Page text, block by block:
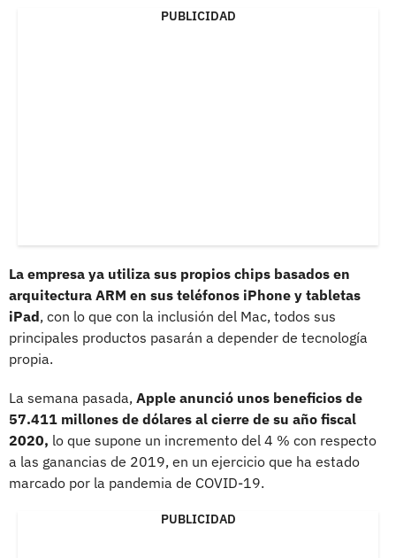
PUBLICIDAD
La empresa ya utiliza sus propios chips basados en
arquitectura ARM en sus teléfonos iPhone y tabletas
iPad, con lo que con la inclusión del Mac, todos sus
principales productos pasarán a depender de tecnología
propia.
La semana pasada, Apple anunció unos beneficios de
57.411 millones de dólares al cierre de su año fiscal
2020, lo que supone un incremento del 4 % con respecto
a las ganancias de 2019, en un ejercicio que ha estado
marcado por la pandemia de COVID-19.
PUBLICIDAD